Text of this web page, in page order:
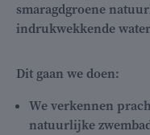
smaragdgroene
indrukwekkende
Dit gaan we doen:
We verkennen
natuurlijke